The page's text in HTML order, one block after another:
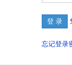
忘记登录